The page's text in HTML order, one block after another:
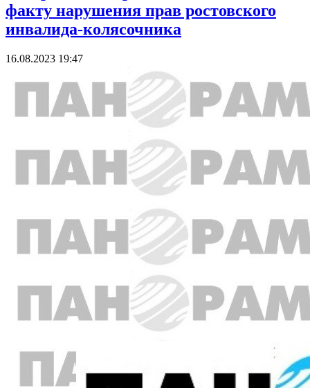
факту нарушения прав ростовского
инвалида-колясочника
16.08.2023 19:47